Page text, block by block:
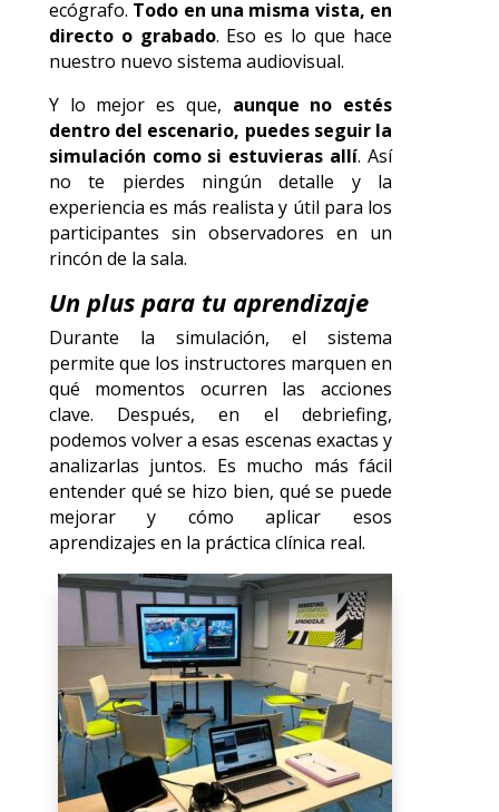
ecógrafo. Todo en una misma vista, en
directo o grabado. Eso es lo que hace
nuestro nuevo sistema audiovisual.
Y lo mejor es que, aunque no estés
dentro del escenario, puedes seguir la
simulación como si estuvieras allí. Así
no te pierdes ningún detalle y la
experiencia es más realista y útil para los
participantes sin observadores en un
rincón de la sala.
Un plus para tu aprendizaje
Durante la simulación, el sistema
permite que los instructores marquen en
qué momentos ocurren las acciones
clave. Después, en el debriefing,
podemos volver a esas escenas exactas y
analizarlas juntos. Es mucho más fácil
entender qué se hizo bien, qué se puede
mejorar y cómo aplicar esos
aprendizajes en la práctica clínica real.